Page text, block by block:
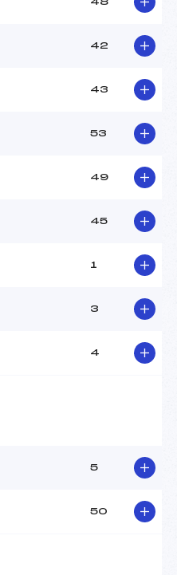
ZEZYULINSKIY (SA)
17
CARRARA (SA)
YVINEC (SA)
GILLET (SA)
TARDY (SA)
48
42
43
53
49
45
1
3
4
5
50